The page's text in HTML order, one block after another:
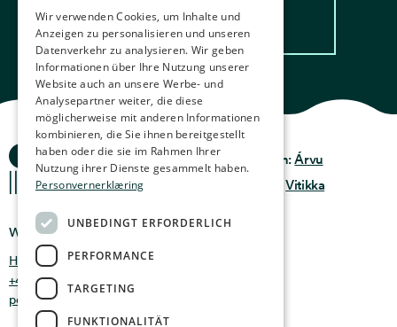
Les oppskrift
Ocean Stories
Wo findet man uns
Holmen 4b, 9750 Honningsvåg, Norwegen
+47 47 99 00 95
post@oceanstories.no
Datenschutz &
Richtlinie
Nutzungsbedingungen
Design:Árvu
Code:Vitikka
GERMAN
FRENCH
SPANISH
FINNISH
CHINESE (TRADITIONAL)
Wir verwenden Cookies, um Inhalte und
Anzeigen zu personalisieren und unseren
Datenverkehr zu analysieren. Wir geben
Informationen über Ihre Nutzung unserer
Website auch an unsere Werbe- und
Analysepartner weiter, die diese
möglicherweise mit anderen Informationen
kombinieren, die Sie ihnen bereitgestellt
haben oder die sie im Rahmen Ihrer
Nutzung ihrer Dienste gesammelt haben.
Personvernerklæring
UNBEDINGT ERFORDERLICH
PERFORMANCE
TARGETING
FUNKTIONALITÄT